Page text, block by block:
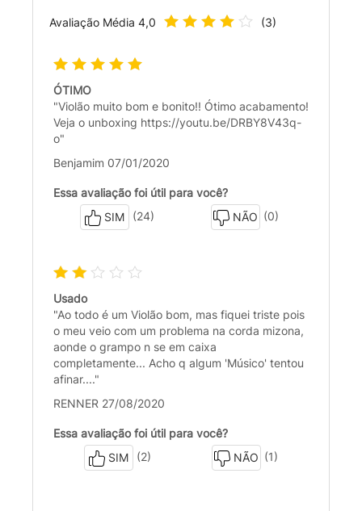
Avaliação Média 4,0 (3)
ÓTIMO
"Violão muito bom e bonito!! Ótimo acabamento!
Veja o unboxing https://youtu.be/DRBY8V43q-
o"
Benjamim 07/01/2020
Essa avaliação foi útil para você?
SIM
(24) NÃO (0)
Usado
"Ao todo é um Violão bom, mas fiquei triste pois
o meu veio com um problema na corda mizona,
aonde o grampo n se em caixa
completamente... Acho q algum 'Músico' tentou
afinar...."
RENNER 27/08/2020
Essa avaliação foi útil para você?
SIM
(2) NÃO (1)